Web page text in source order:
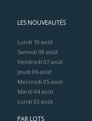
LES NOUVEAUTÉS
Lundi 10 août
Samedi 08 août
Vendredi 07 août
Jeudi 06 août
Mercredi 05 août
Mardi 04 août
Lundi 03 août
PAR LOTS